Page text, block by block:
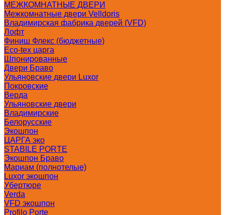
МЕЖКОМНАТНЫЕ ДВЕРИ
Межкомнатные двери Velldoris
Владимирская фабрика дверей (VFD)
Лофт
Финиш Флекс (бюджетные)
Eco-tex царга
Шпонированные
Двери Браво
Ульяновские двери Luxor
Покровские
Верда
Ульяновские двери
Владимирские
Белорусские
Экошпон
ЦАРГА эко
STABILE PORTE
Экошпон Браво
Мариам (полнотелые)
Luxor экошпон
Убертюре
Verda
VFD экошпон
Profilo Porte